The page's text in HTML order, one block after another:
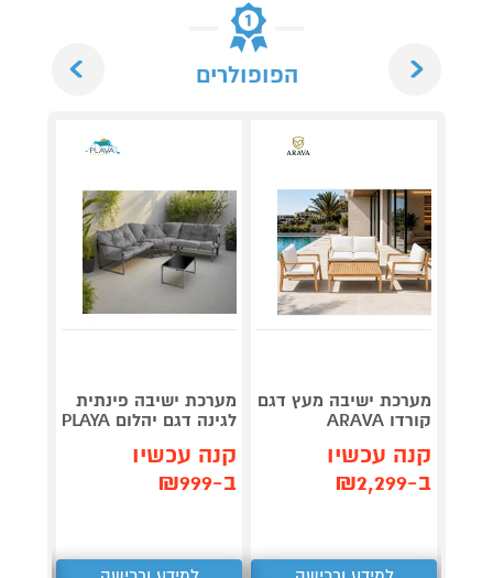
הפופולרים
מערכת ישיבה מעץ דגם
קורדו ARAVA
קנה עכשיו
ב-₪2,299
מערכת ישיבה פינתית
לגינה דגם יהלום PLAYA
קנה עכשיו
ב-₪999